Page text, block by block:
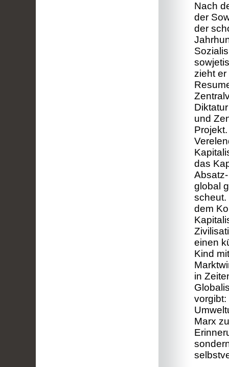
Nach
der
der
zieht
und
das
global
scheut.
dem
einen
Kind
in
vorgibt:
Marx